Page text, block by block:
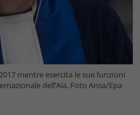
mentre esercita le sue funzioni
dell’Aia. Foto Ansa/Epa